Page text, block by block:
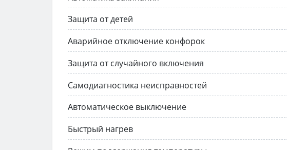
Защита от детей
Аварийное отключение конфорок
Защита от случайного включения
Самодиагностика неисправностей
Автоматическое выключение
Быстрый нагрев